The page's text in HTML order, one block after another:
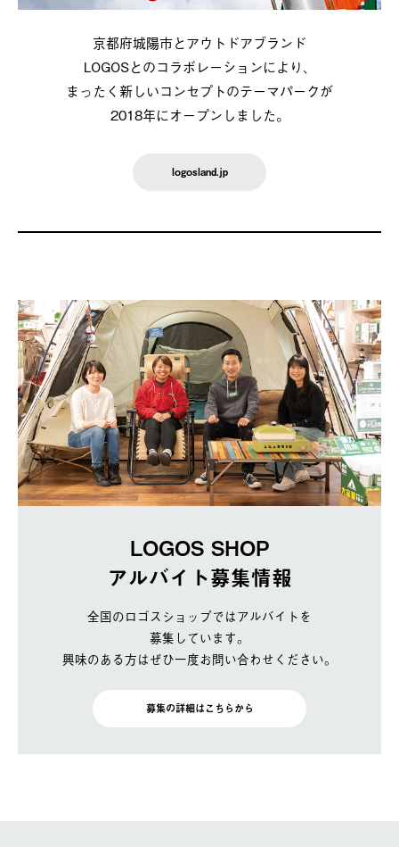
京都府城陽市とアウトドアブランド
LOGOSとのコラボレーションにより、
まったく新しいコンセプトのテーマパークが
2018年にオープンしました。
logosland.jp
LOGOS SHOP
アルバイト募集情報
全国のロゴスショップではアルバイトを
募集しています。
興味のある方はぜひ一度お問い合わせください。
募集の詳細はこちらから